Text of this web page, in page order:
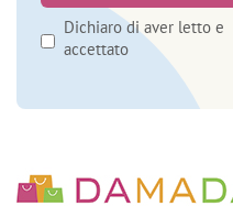
Dichiaro di aver letto e
accettato